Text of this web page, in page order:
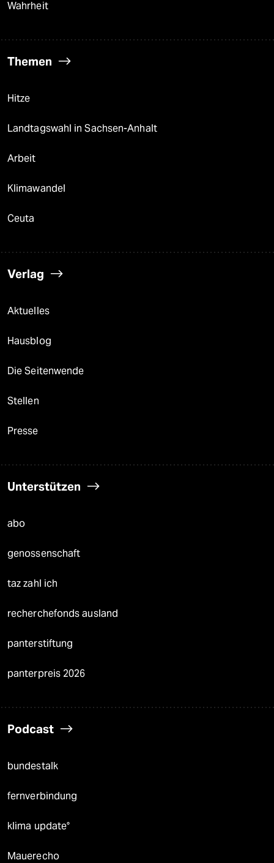
Wahrheit
Themen
Hitze
Landtagswahl in Sachsen-Anhalt
Arbeit
Klimawandel
Ceuta
Verlag
Aktuelles
Hausblog
Die Seitenwende
Stellen
Presse
Unterstützen
abo
genossenschaft
taz zahl ich
recherchefonds ausland
panterstiftung
panterpreis 2026
Podcast
bundestalk
fernverbindung
klima update°
Mauerecho